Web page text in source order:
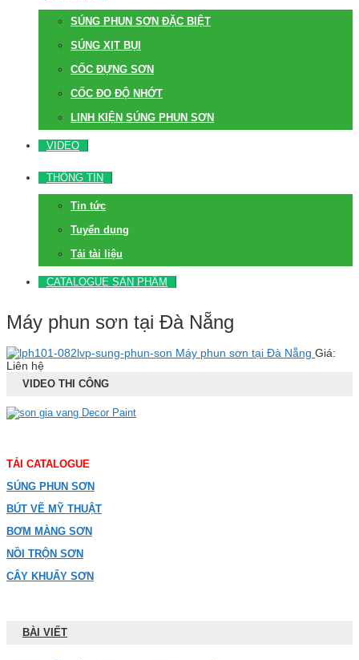
SÚNG PHUN SƠN ĐẶC BIỆT
SÚNG XỊT BỤI
CỐC ĐỰNG SƠN
CỐC ĐO ĐỘ NHỚT
LINH KIỆN SÚNG PHUN SƠN
VIDEO
THÔNG TIN
Tin tức
Tuyển dụng
Tải tài liệu
CATALOGUE SẢN PHẨM
Máy phun sơn tại Đà Nẵng
Máy phun sơn tại Đà Nẵng Giá:
Liên hệ
VIDEO THI CÔNG
TẢI CATALOGUE
SÚNG PHUN SƠN
BÚT VẼ MỸ THUẬT
BƠM MÀNG SƠN
NỒI TRỘN SƠN
CÂY KHUẤY SƠN
BÀI VIẾT